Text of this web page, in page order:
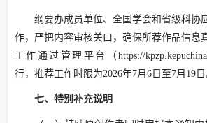
纲要办成员单位、全国学会和省级科协
作，严把内容审核关口，确保所荐作品信息
工作通过管理平台（https://
行，推荐工作时限为2026年7月6日至7月19日
七、特别补充说明